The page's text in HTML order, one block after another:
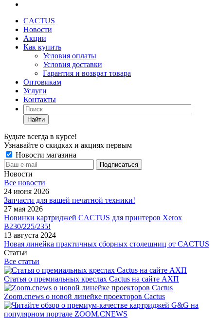
CACTUS
Новости
Акции
Как купить
Условия оплаты
Условия доставки
Гарантия и возврат товара
Оптовикам
Услуги
Контакты
Найти
Будьте всегда в курсе!
Узнавайте о скидках и акциях первым
Новости магазина
Новости
Все новости
24 июня 2026
Запчасти для вашей печатной техники!
27 мая 2026
Новинки картриджей CACTUS для принтеров Xerox
B230/225/235!
13 августа 2024
Новая линейка практичных сборных столешниц от CACTUS
Статьи
Все статьи
Статья о премиальных креслах Cactus на сайте АХП
Zoom.cnews о новой линейке проекторов Cactus